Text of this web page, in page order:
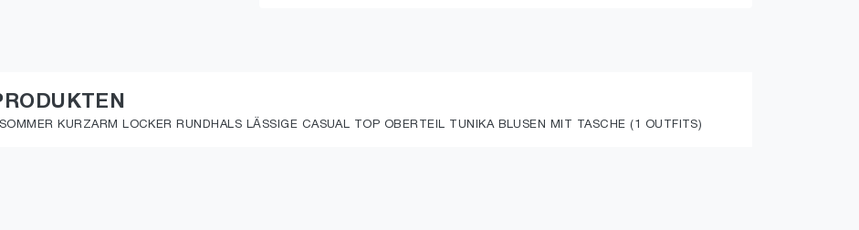
KURZARM LOCKER RUNDHALS LÄSSIGE CASUAL TOP OBERTEIL TUNIKA BLUSEN MIT TASCHE (1 OUTFITS)